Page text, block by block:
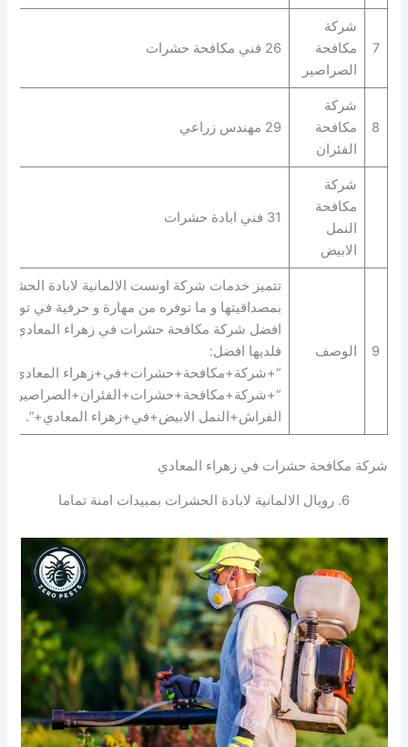
7
شركة
مكافحة
الصراصير
26 فني مكافحة حشرات
8
شركة
مكافحة
الفئران
29 مهندس زراعي
شركة
مكافحة
النمل
الابيض
31 فني ابادة حشرات
9 الوصف
تتميز خدمات شركة اونست الالمانية لابادة
بمصداقيتها و ما توفره من مهارة و حرفية في توفير
افضل شركة مكافحة حشرات في زهراء المعادي
فلديها افضل:
“+شركة+مكافحة+حشرات+في+زهراء
الفراش+النمل الابيض+في+زهراء المعادي+”.
شركة مكافحة حشرات في زهراء المعادي
6. رويال الالمانية لابادة الحشرات بمبيدات امنة تماما